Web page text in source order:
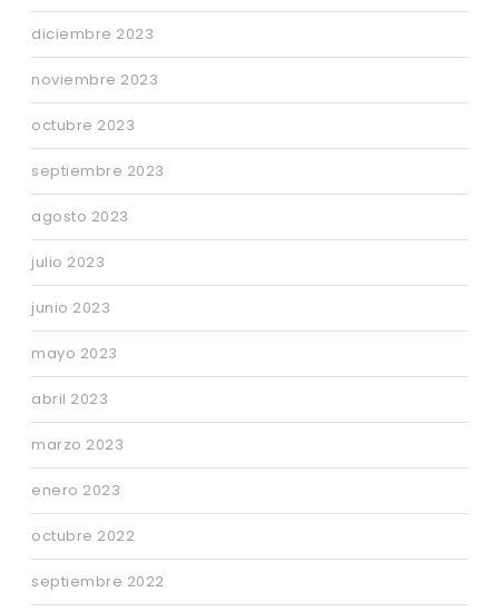
diciembre 2023
noviembre 2023
octubre 2023
septiembre 2023
agosto 2023
julio 2023
junio 2023
mayo 2023
abril 2023
marzo 2023
enero 2023
octubre 2022
septiembre 2022